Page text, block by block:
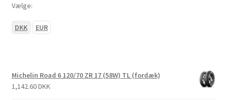
Vælge:
DKK EUR
Michelin Road 6 120/70 ZR 17 (58W) TL (fordæk)
1,142.60 DKK